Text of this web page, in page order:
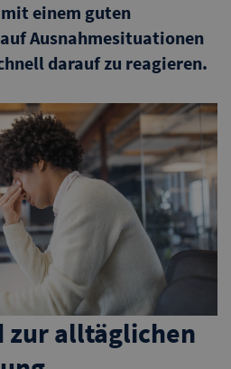
einem guten
Ausnahmesituationen
darauf zu reagieren.
zur alltäglichen